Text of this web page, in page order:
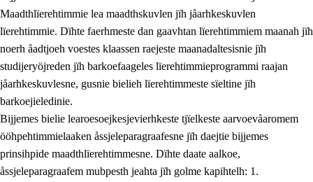
Maadthlïerehtimmie lea maadthskuvlen jïh jåarhkeskuvlen
lïerehtimmie. Dïhte faerhmeste dan gaavhtan lïerehtimmiem maanah jïh
noerh åadtjoeh voestes klaassen raejeste maanadaltesisnie jïh
studijeryöjreden jïh barkoefaageles lïerehtimmieprogrammi raajan
jåarhkeskuvlesne, gusnie bielieh lïerehtimmeste sïeltine jïh
barkoejieledinie.
Bijjemes bielie learoesoejkesjevierhkeste tjïelkeste aarvoevåaromem
ööhpehtimmielaaken åssjeleparagraafesne jïh daejtie bijjemes
prinsihpide maadthlïerehtimmesne. Dïhte daate aalkoe,
åssjeleparagraafem mubpesth jeahta jïh golme kapihtelh: 1.